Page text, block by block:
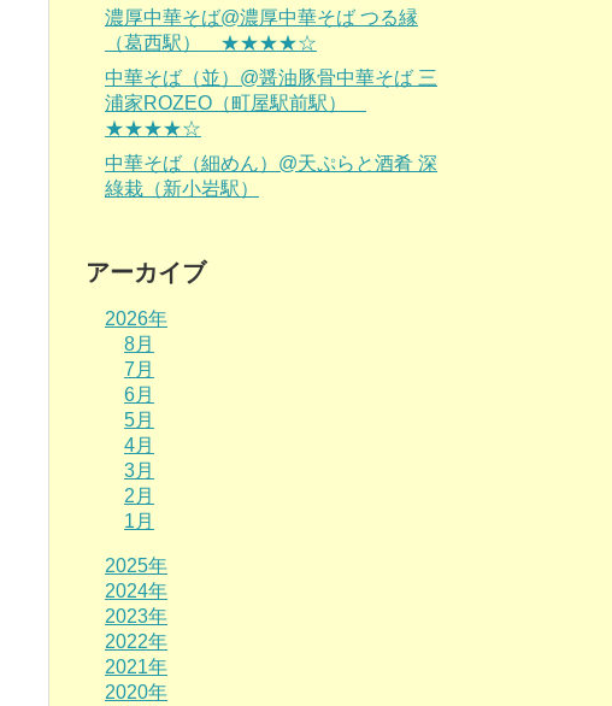
濃厚中華そば@濃厚中華そば つる縁
（葛西駅） ★★★★☆
中華そば（並）@醤油豚骨中華そば 三
浦家ROZEO（町屋駅前駅）
★★★★☆
中華そば（細めん）@天ぷらと酒肴 深
綠栽（新小岩駅）
アーカイブ
2026年
8月
7月
6月
5月
4月
3月
2月
1月
2025年
2024年
2023年
2022年
2021年
2020年